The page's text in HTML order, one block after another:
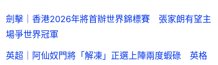
劍擊｜香港2026年將首辦世界錦標賽 張家朗有望主
場爭世界冠軍
英超｜阿仙奴門將「解凍」正選上陣兩度蝦碌 英格